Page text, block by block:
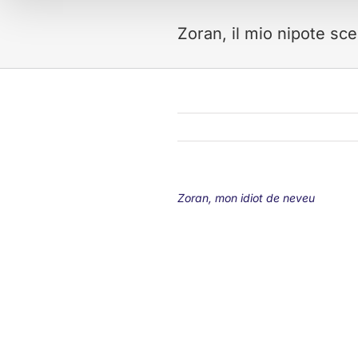
Zoran, il mio nipote
Zoran, mon idiot de neveu